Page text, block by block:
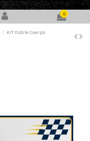
0
KIT Doble Cuerpo